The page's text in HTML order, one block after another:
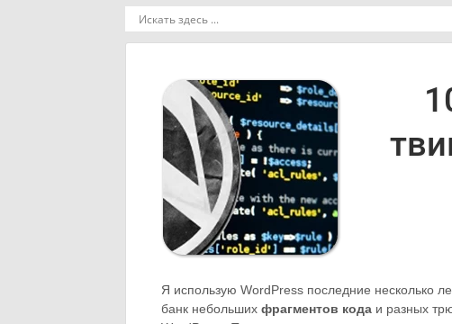
Я использую WordPress последние несколько
банк небольших фрагментов кода и разных